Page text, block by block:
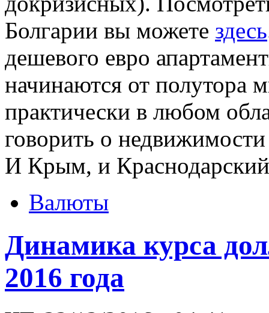
Болгарии вы можете здесь
дешевого евро
начинаются от полутора
практически в любом
говорить о
И Крым, и
Валюты
Динамика курса
2016 года